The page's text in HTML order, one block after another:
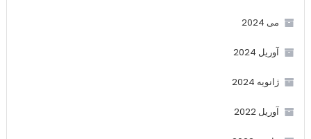
می 2024
آوریل 2024
ژانویه 2024
آوریل 2022